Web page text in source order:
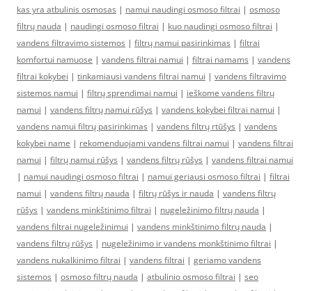
kas yra atbulinis osmosas | namui naudingi osmoso filtrai | osmoso
filtrų nauda | naudingi osmoso filtrai | kuo naudingi osmoso filtrai |
vandens filtravimo sistemos | filtrų namui pasirinkimas | filtrai
komfortui namuose | vandens filtrai namui | filtrai namams | vandens
filtrai kokybei | tinkamiausi vandens filtrai namui | vandens filtravimo
sistemos namui | filtrų sprendimai namui | ieškome vandens filtrų
namui | vandens filtrų namui rūšys | vandens kokybei filtrai namui |
vandens namui filtrų pasirinkimas | vandens filtrų rtūšys | vandens
kokybei name | rekomenduojami vandens filtrai namui | vandens filtrai
namui | filtrų namui rūšys | vandens filtrų rūšys | vandens filtrai namui
| namui naudingi osmoso filtrai | namui geriausi osmoso filtrai | filtrai
namui | vandens filtrų nauda | filtrų rūšys ir nauda | vandens filtrų
rūšys | vandens minkštinimo filtrai | nugeležinimo filtrų nauda |
vandens filtrai nugeležinimui | vandens minkštinimo filtrų nauda |
vandens filtrų rūšys | nugeležinimo ir vandens monkštinimo filtrai |
vandens nukalkinimo filtrai | vandens filtrai | geriamo vandens
sistemos | osmoso filtrų nauda | atbulinio osmoso filtrai | seo